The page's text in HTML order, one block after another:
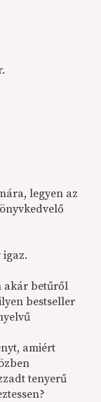
legyen az
akár betűről
bestseller
amiért
tenyerű